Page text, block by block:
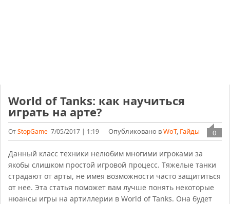
World of Tanks: как научиться
играть на арте?
ОтStopGame 7/05/2017 | 1:19 0
Опубликовано вWoT, Гайды
Данный класс техники нелюбим многими игроками за
якобы слишком простой игровой процесс. Тяжелые танки
страдают от арты, не имея возможности часто защититься
от нее. Эта статья поможет вам лучше понять некоторые
нюансы игры на артиллерии в World of Tanks. Она будет